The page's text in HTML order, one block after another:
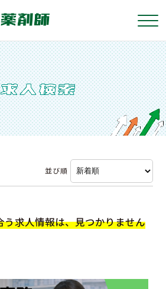
並び順
う求人情報は、見つかりません